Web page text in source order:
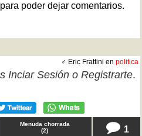
poder dejar comentarios.
♂ Eric Frattini en politica
Inciar Sesión o Registrarte.
Menuda chorrada
(2) 1